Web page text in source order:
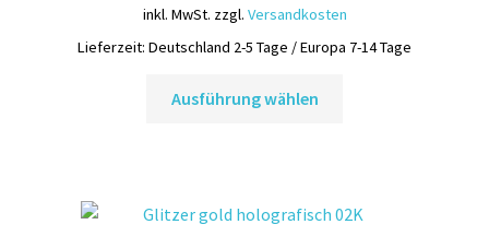
inkl. MwSt. zzgl. Versandkosten
Lieferzeit: Deutschland 2-5 Tage / Europa 7-14 Tage
Ausführung wählen
auf.